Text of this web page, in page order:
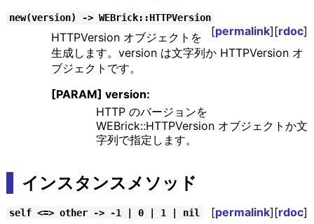
new(version) -> WEBrick::HTTPVersion
[permalink][rdoc]
HTTPVersion オブジェクトを
生成します。version は文字列か HTTPVersion オ
ブジェクトです。
[PARAM] version:
HTTP のバージョンを
WEBrick::HTTPVersion オブジェクトか文
字列で指定します。
インスタンスメソッド
self <=> other -> -1 | 0 | 1 | nil [permalink][rdoc]